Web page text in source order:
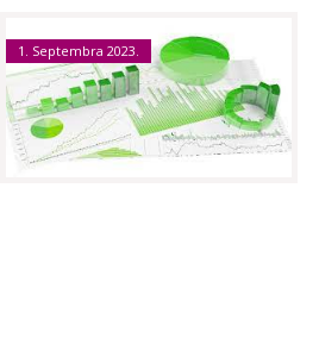
1. Septembra 2023.